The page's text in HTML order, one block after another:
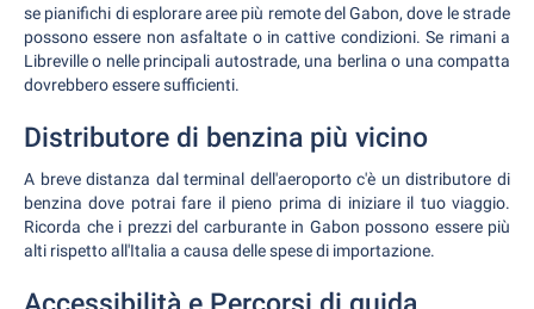
se pianifichi di esplorare aree più remote del Gabon, dove le strade
possono essere non asfaltate o in cattive condizioni. Se rimani a
Libreville o nelle principali autostrade, una berlina o una compatta
dovrebbero essere sufficienti.
Distributore di benzina più vicino
A breve distanza dal terminal dell'aeroporto c'è un distributore di
benzina dove potrai fare il pieno prima di iniziare il tuo viaggio.
Ricorda che i prezzi del carburante in Gabon possono essere più
alti rispetto all'Italia a causa delle spese di importazione.